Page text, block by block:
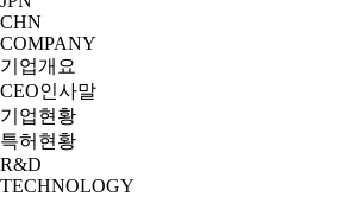
CHN
COMPANY
기업개요
CEO인사말
기업현황
특허현황
R&D
TECHNOLOGY